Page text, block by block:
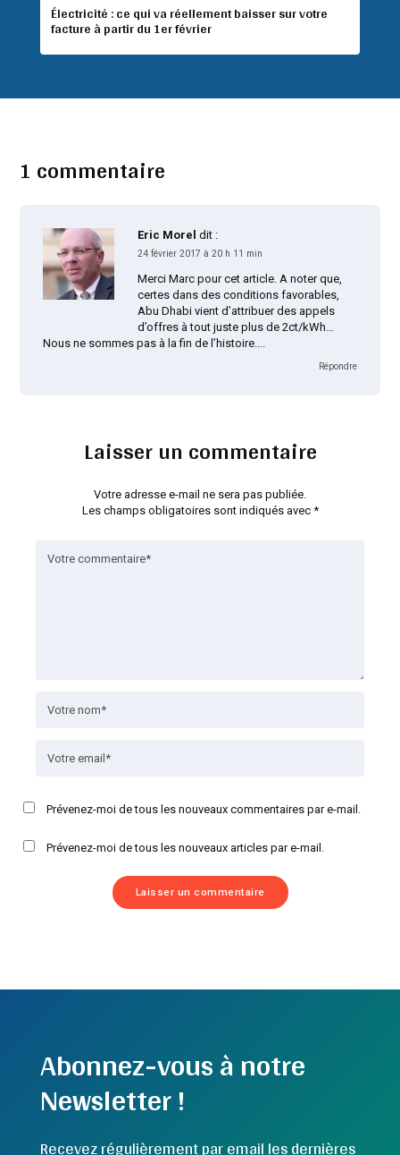
Électricité : ce qui va réellement baisser sur votre
facture à partir du 1er février
1 commentaire
Eric Morel dit :
24 février 2017 à 20 h 11 min
Merci Marc pour cet article. A noter que,
certes dans des conditions favorables,
Abu Dhabi vient d’attribuer des appels
d’offres à tout juste plus de 2ct/kWh…
Nous ne sommes pas à la fin de l’histoire….
Répondre
Laisser un commentaire
Votre adresse e-mail ne sera pas publiée.
Les champs obligatoires sont indiqués avec *
Prévenez-moi de tous les nouveaux commentaires par e-mail.
Prévenez-moi de tous les nouveaux articles par e-mail.
Abonnez-vous à notre
Newsletter !
Recevez régulièrement par email les dernières